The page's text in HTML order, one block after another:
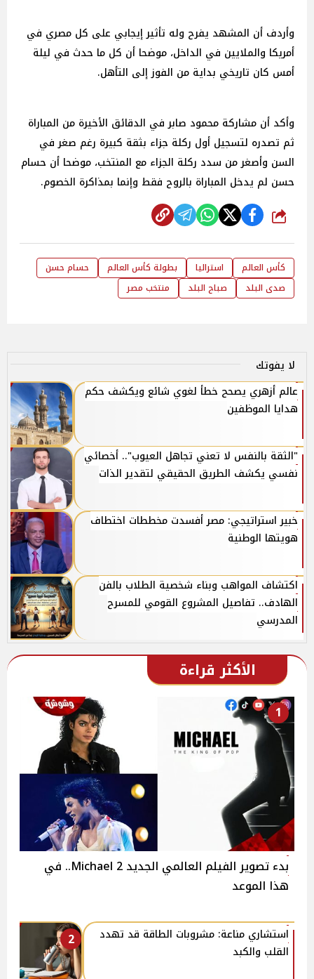
وأردف أن المشهد يفرح وله تأثير إيجابي على كل مصري في
أمريكا والملايين في الداخل، موضحا أن كل ما حدث في ليلة
أمس كان تاريخي بداية من الفوز إلى التأهل.
وأكد أن مشاركة محمود صابر في الدقائق الأخيرة من المباراة
ثم تصدره لتسجيل أول ركلة جزاء بثقة كبيرة رغم صغر في
السن وأصغر من سدد ركلة الجزاء مع المنتخب، موضحا أن حسام
حسن لم يدخل المباراة بالروح فقط وإنما بمذاكرة الخصوم.
شارك
كأس العالم استراليا بطولة كأس العالم
حسام حسن
صدى البلد
صباح البلد منتخب مصر
لا يفوتك
عالم أزهري يصحح خطأ لغوي شائع ويكشف حكم
هدايا الموظفين
"الثقة بالنفس لا تعني تجاهل العيوب".. أخصائي
نفسي يكشف الطريق الحقيقي لتقدير الذات
خبير استراتيجي: مصر أفسدت مخططات اختطاف
هويتها الوطنية
اكتشاف المواهب وبناء شخصية الطلاب بالفن
الهادف.. تفاصيل المشروع القومي للمسرح
المدرسي
الأكثر قراءة
1
بدء تصوير الفيلم العالمي الجديد 2 Michael.. في
هذا الموعد
2
استشاري مناعة: مشروبات الطاقة قد تهدد
القلب والكبد